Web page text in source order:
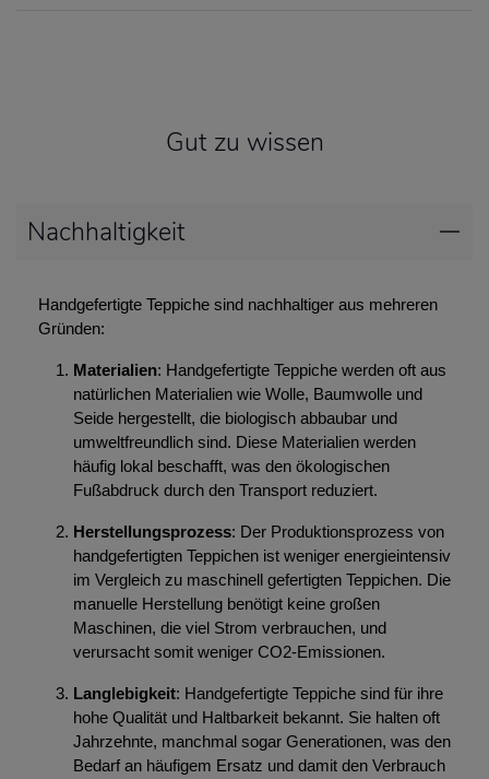
Gut zu wissen
Nachhaltigkeit
Handgefertigte Teppiche sind nachhaltiger aus mehreren
Gründen:
Materialien: Handgefertigte Teppiche werden oft aus
natürlichen Materialien wie Wolle, Baumwolle und
Seide hergestellt, die biologisch abbaubar und
umweltfreundlich sind. Diese Materialien werden
häufig lokal beschafft, was den ökologischen
Fußabdruck durch den Transport reduziert.
Herstellungsprozess: Der Produktionsprozess von
handgefertigten Teppichen ist weniger energieintensiv
im Vergleich zu maschinell gefertigten Teppichen. Die
manuelle Herstellung benötigt keine großen
Maschinen, die viel Strom verbrauchen, und
verursacht somit weniger CO2-Emissionen.
Langlebigkeit: Handgefertigte Teppiche sind für ihre
hohe Qualität und Haltbarkeit bekannt. Sie halten oft
Jahrzehnte, manchmal sogar Generationen, was den
Bedarf an häufigem Ersatz und damit den Verbrauch